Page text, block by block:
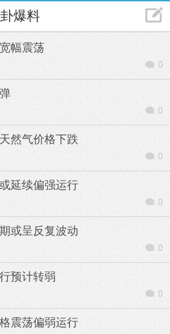
爆料
幅震荡
0
0
然气价格下跌
0
延续偏强运行
0
或呈反复波动
0
预计转弱
0
震荡偏弱运行